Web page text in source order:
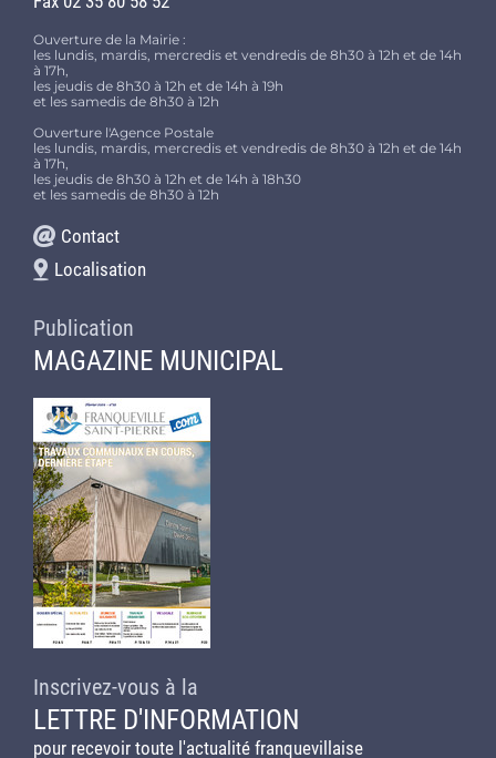
Ouverture de la Mairie :
les lundis, mardis, mercredis et vendredis de 8h30 à 12h et de 14h
à 17h,
les jeudis de 8h30 à 12h et de 14h à 19h
et les samedis de 8h30 à 12h
Ouverture l'Agence Postale
les lundis, mardis, mercredis et vendredis de 8h30 à 12h et de 14h
à 17h,
les jeudis de 8h30 à 12h et de 14h à 18h30
et les samedis de 8h30 à 12h
Contact
Localisation
Publication
MAGAZINE MUNICIPAL
Inscrivez-vous à la
LETTRE D'INFORMATION
pour recevoir toute l'actualité franquevillaise